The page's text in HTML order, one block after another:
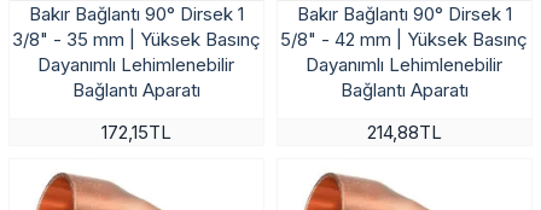
Bakır Bağlantı 90° Dirsek 1
3/8" - 35 mm | Yüksek Basınç
Dayanımlı Lehimlenebilir
Bağlantı Aparatı
172,15TL
Bakır Bağlantı 90° Dirsek 1
5/8" - 42 mm | Yüksek Basınç
Dayanımlı Lehimlenebilir
Bağlantı Aparatı
214,88TL